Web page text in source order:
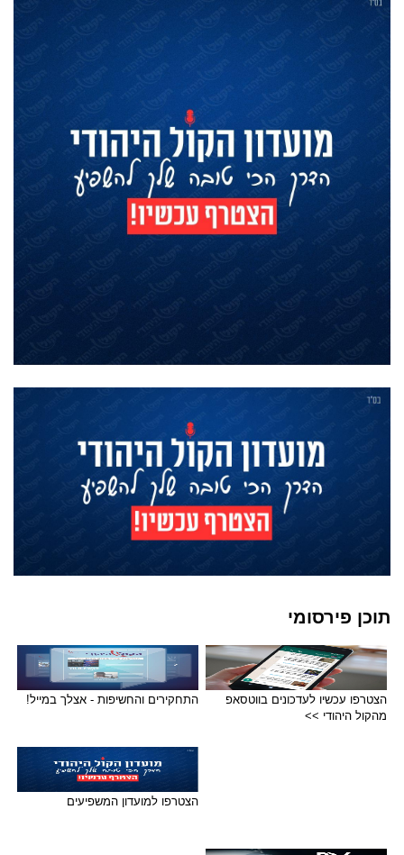
תוכן פירסומי
הצטרפו עכשיו לעדכונים בווטסאפ
מהקול היהודי >>
התחקירים והחשיפות - אצלך במייל!
הצטרפו למועדון המשפיעים